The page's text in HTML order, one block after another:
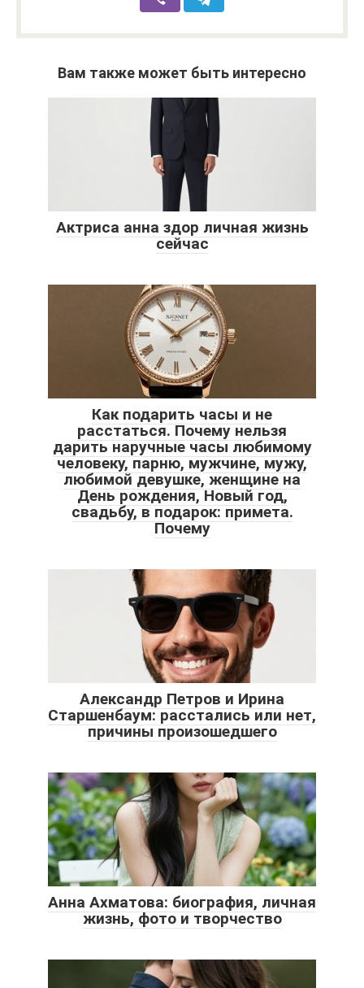
Вам также может быть интересно
Актриса анна здор личная жизнь
сейчас
Как подарить часы и не
расстаться. Почему нельзя
дарить наручные часы любимому
человеку, парню, мужчине, мужу,
любимой девушке, женщине на
День рождения, Новый год,
свадьбу, в подарок: примета.
Почему
Александр Петров и Ирина
Старшенбаум: расстались или нет,
причины произошедшего
Анна Ахматова: биография, личная
жизнь, фото и творчество